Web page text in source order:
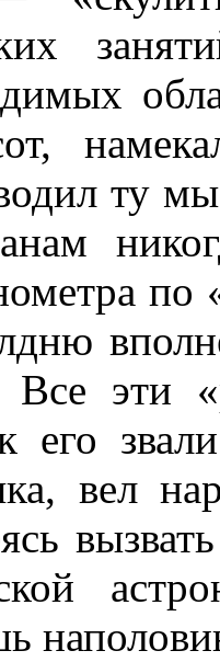
ту
по
эти
его
вел